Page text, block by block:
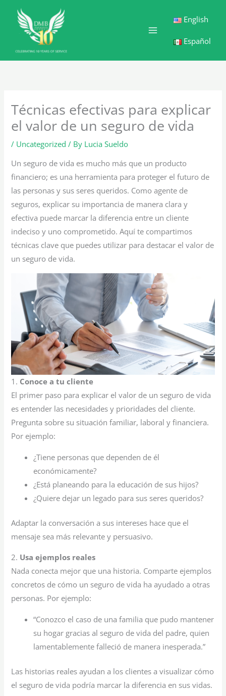
content
English
Español
Técnicas efectivas para explicar
el valor de un seguro de vida
/ Uncategorized / By Lucia Sueldo
Un seguro de vida es mucho más que un producto
financiero; es una herramienta para proteger el futuro de
las personas y sus seres queridos. Como agente de
seguros, explicar su importancia de manera clara y
efectiva puede marcar la diferencia entre un cliente
indeciso y uno comprometido. Aquí te compartimos
técnicas clave que puedes utilizar para destacar el valor de
un seguro de vida.
1. Conoce a tu cliente
El primer paso para explicar el valor de un seguro de vida
es entender las necesidades y prioridades del cliente.
Pregunta sobre su situación familiar, laboral y financiera.
Por ejemplo:
¿Tiene personas que dependen de él
económicamente?
¿Está planeando para la educación de sus hijos?
¿Quiere dejar un legado para sus seres queridos?
Adaptar la conversación a sus intereses hace que el
mensaje sea más relevante y persuasivo.
2. Usa ejemplos reales
Nada conecta mejor que una historia. Comparte ejemplos
concretos de cómo un seguro de vida ha ayudado a otras
personas. Por ejemplo:
“Conozco el caso de una familia que pudo mantener
su hogar gracias al seguro de vida del padre, quien
lamentablemente falleció de manera inesperada.”
Las historias reales ayudan a los clientes a visualizar cómo
el seguro de vida podría marcar la diferencia en sus vidas.